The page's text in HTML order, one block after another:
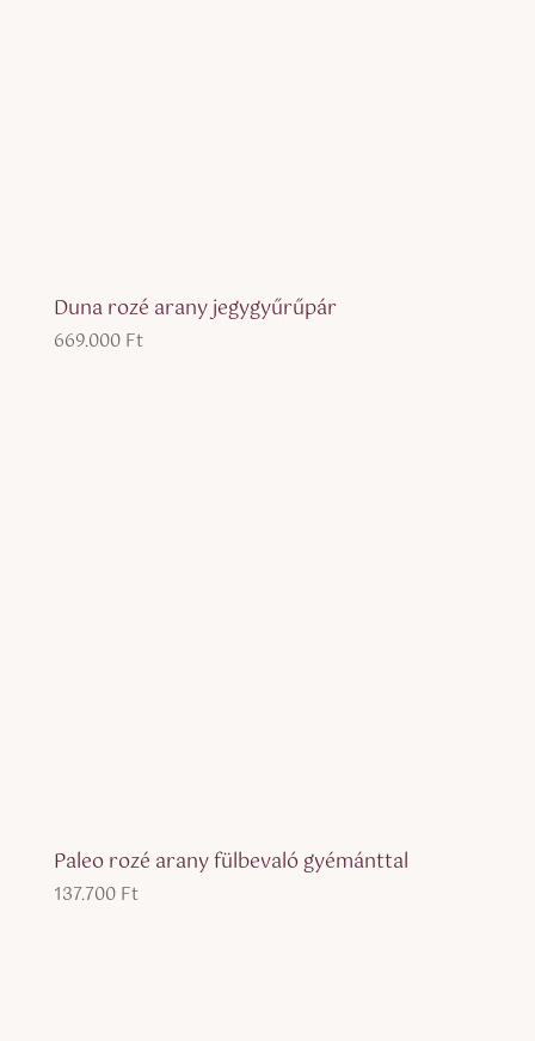
Duna rozé arany jegygyűrűpár
669.000 Ft
Paleo rozé arany fülbevaló gyémánttal
137.700 Ft